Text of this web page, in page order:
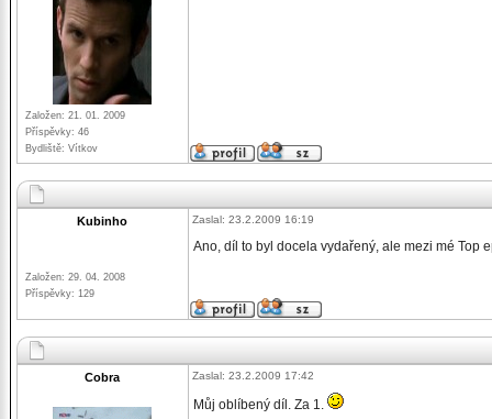
Založen: 21. 01. 2009
Příspěvky: 46
Bydliště: Vítkov
Kubinho
Založen: 29. 04. 2008
Příspěvky: 129
Zaslal: 23.2.2009 16:19
Ano, díl to byl docela vydařený, ale mezi mé Top
Cobra Zaslal: 23.2.2009 17:42
Můj oblíbený díl. Za 1.